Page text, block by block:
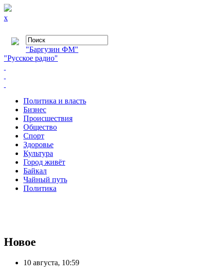
x
"Баргузин ФМ"
"Русское радио"
Политика и власть
Бизнес
Происшествия
Общество
Cпорт
Здоровье
Культура
Город живёт
Байкал
Чайный путь
Политика
Новое
10 августа, 10:59